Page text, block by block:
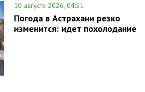
10 августа 2026, 04:51
Погода в Астрахани резко
изменится: идет похолодание